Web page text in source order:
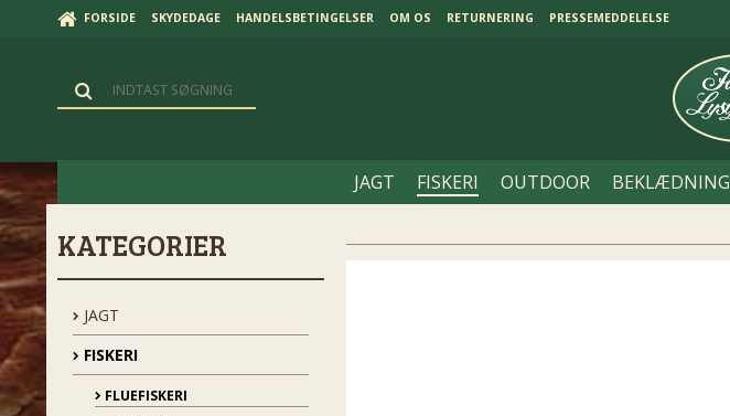
FORSIDE SKYDEDAGE HANDELSBETINGELSER OM OS RETURNERING PRESSEMEDDELELSE
JAGT FISKERI OUTDOOR BEKLÆDNING
KATEGORIER
JAGT
FISKERI
FLUEFISKERI